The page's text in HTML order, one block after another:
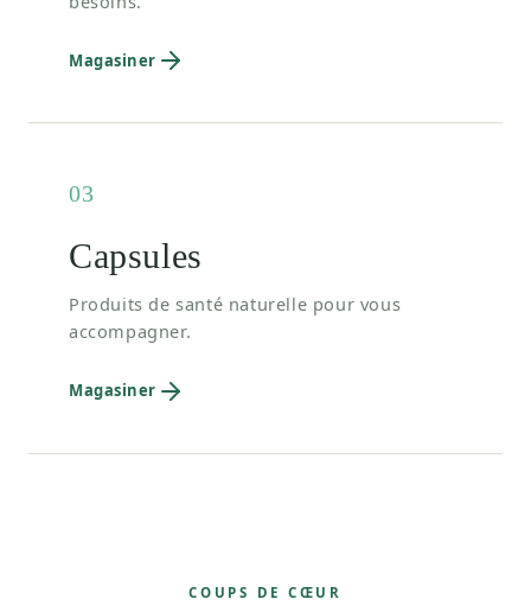
Magasiner
03
Capsules
Produits de santé naturelle pour vous
accompagner.
Magasiner
COUPS DE CŒUR